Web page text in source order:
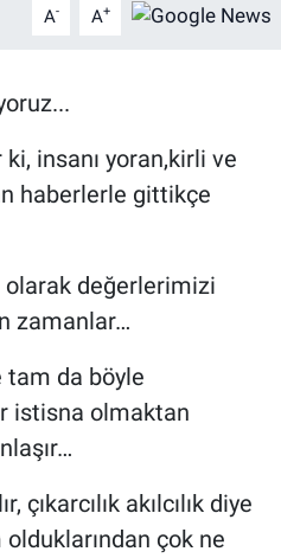
A- A+
insanı yoran,kirli ve
haberlerle gittikçe
değerlerimizi
zamanlar…
tam da böyle
istisna olmaktan
çıkarcılık akılcılık diye
çok ne